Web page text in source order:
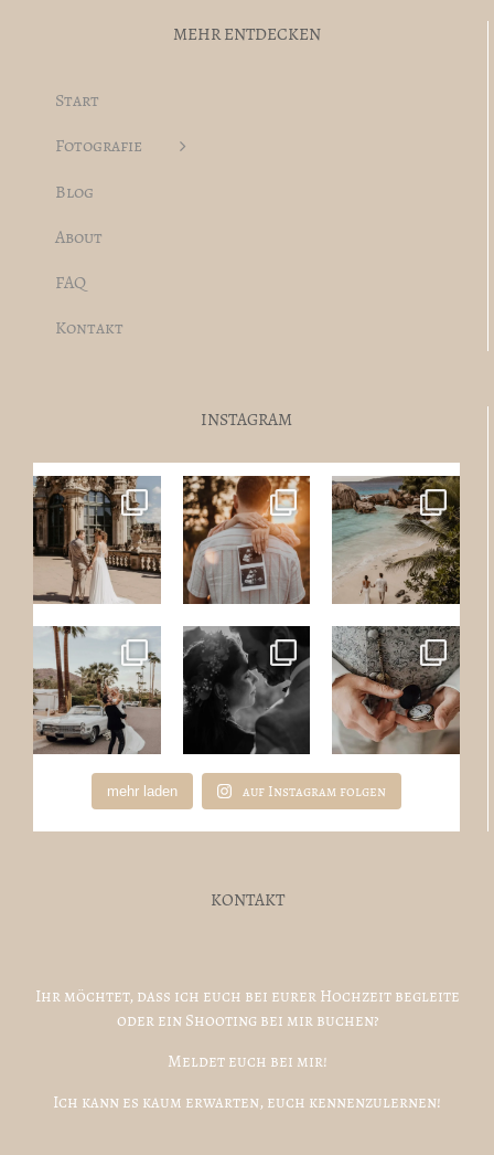
MEHR ENTDECKEN
Start
Fotografie
Blog
About
FAQ
Kontakt
INSTAGRAM
mehr laden auf Instagram folgen
KONTAKT
Ihr möchtet, dass ich euch bei eurer Hochzeit begleite
oder ein Shooting bei mir buchen?
Meldet euch bei mir!
Ich kann es kaum erwarten, euch kennenzulernen!